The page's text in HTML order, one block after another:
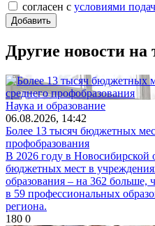
согласен с условиями
Другие новости на
Наука и образование
06.08.2026, 14:42
Более 13 тысяч бюджетных
профобразования
В 2026 году в Новосибирской
бюджетных мест в
образования – на 362 больше,
в 59 профессиональных
региона.
180 0